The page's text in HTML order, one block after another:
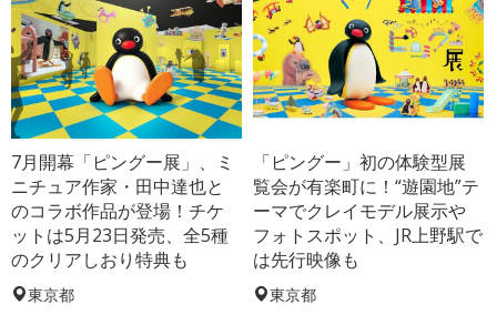
7月開幕「ピングー展」、ミ
ニチュア作家・田中達也と
のコラボ作品が登場！チケ
ットは5月23日発売、全5種
のクリアしおり特典も
東京都
「ピングー」初の体験型展
覧会が有楽町に！“遊園地”テ
ーマでクレイモデル展示や
フォトスポット、JR上野駅で
は先行映像も
東京都